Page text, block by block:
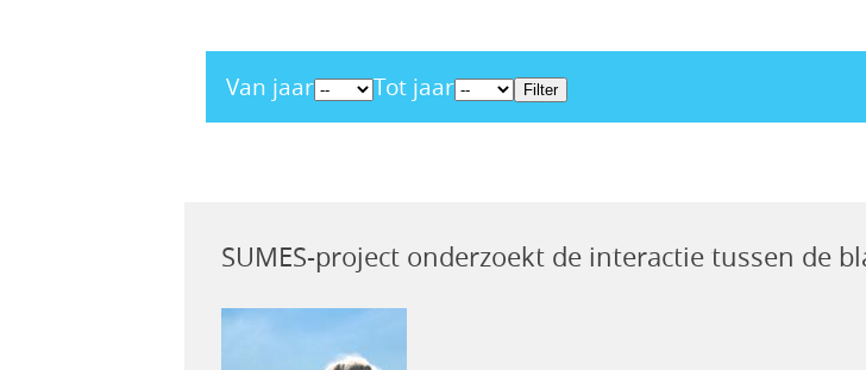
Van jaar Tot jaar
SUMES-project onderzoekt de interactie tussen de